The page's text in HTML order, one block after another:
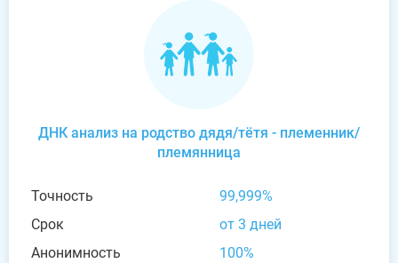
ДНК анализ на родство дядя/тётя - племенник/
племянница
Точность
99,999%
Срок
от 3 дней
Анонимность
100%